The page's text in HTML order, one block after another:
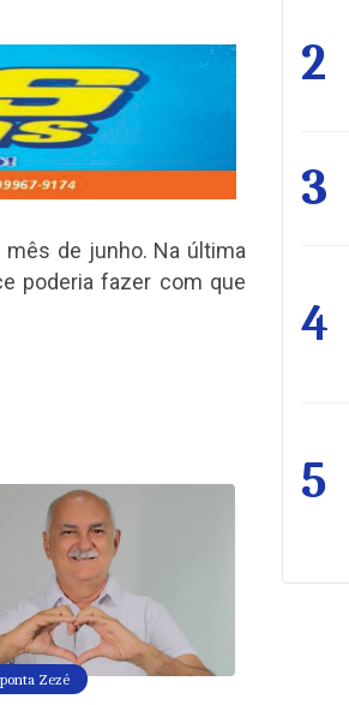
de junho. Na última
poderia fazer com que
Zezé
2
3
4
5